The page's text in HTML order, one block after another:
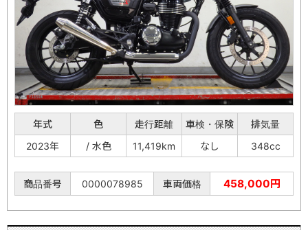
年式 色 走行距離 車検・保険
排気量
2023年
/ 水色 11,419km なし 348cc
商品番号 0000078985 車両価格 458,000円